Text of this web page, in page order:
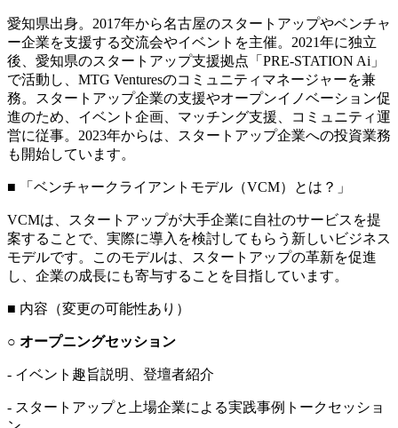
愛知県出身。2017年から名古屋のスタートアップやベンチャ
ー企業を支援する交流会やイベントを主催。2021年に独立
後、愛知県のスタートアップ支援拠点「PRE-STATION Ai」
で活動し、MTG Venturesのコミュニティマネージャーを兼
務。スタートアップ企業の支援やオープンイノベーション促
進のため、イベント企画、マッチング支援、コミュニティ運
営に従事。2023年からは、スタートアップ企業への投資業務
も開始しています。
■ 「ベンチャークライアントモデル（VCM）とは？」
VCMは、スタートアップが大手企業に自社のサービスを提
案することで、実際に導入を検討してもらう新しいビジネス
モデルです。このモデルは、スタートアップの革新を促進
し、企業の成長にも寄与することを目指しています。
■ 内容（変更の可能性あり）
○ オープニングセッション
- イベント趣旨説明、登壇者紹介
- スタートアップと上場企業による実践事例トークセッショ